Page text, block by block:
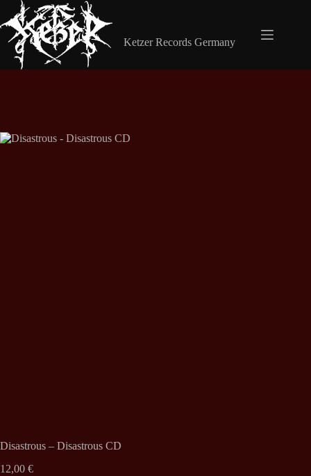
Inhalt
springen
Ketzer Records Germany
Disastrous – Disastrous CD
12,00 €